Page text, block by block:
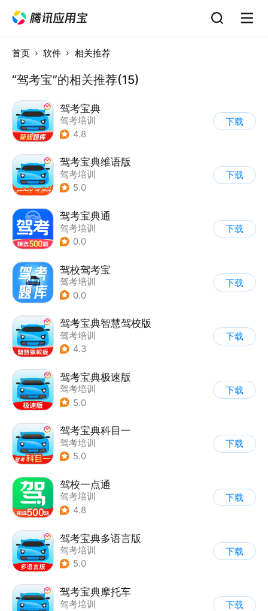
首页 软件 相关推荐
“驾考宝”的相关推荐(15)
驾考宝典
驾考培训
4.8
下载
驾考宝典维语版
驾考培训
5.0
下载
驾考宝典通
驾考培训
0.0
下载
驾校驾考宝
驾考培训
0.0
下载
驾考宝典智慧驾校版
驾考培训
4.3
下载
驾考宝典极速版
驾考培训
5.0
下载
驾考宝典科目一
驾考培训
5.0
下载
驾校一点通
驾考培训
4.8
下载
驾考宝典多语言版
驾考培训
5.0
下载
驾考宝典摩托车
驾考培训
下载